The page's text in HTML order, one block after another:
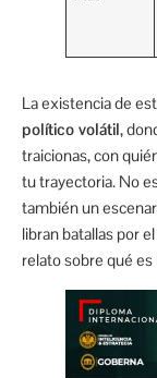
La existencia de
político volátil,
traicionas, con
tu trayectoria. No
también un
libran batallas por
relato sobre qué